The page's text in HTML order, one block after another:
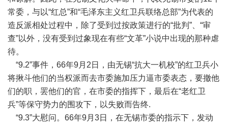
常委，与以“红总”和“毛泽东主义红卫兵联络总部”为代表的
造反派相处过程中，除了受到过按政策进行的“批判”、“审
查”以外，没有受到过象现在有些“文革”小说中出现的那种虐
待。
“9.2”事件，66年9月2日，由无锡“抗大一机校”的红卫兵小
将揪斗他们的当权派而去市委施加压力逼市委表态，要撤他
们的职，罢他们的官，在市委的指挥下，最后在“老红卫
兵”等保守势力的围攻下，以失败而告终.
“9.3”大慰问。66年9月3日，在无锡市委的指示下，发动